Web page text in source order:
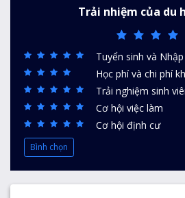
Trải nhiệm của du
Tuyển sinh và
Học phí và chi phí
Trải nghiệm sinh
Cơ hội việc làm
Cơ hội định cư
Bình chọn